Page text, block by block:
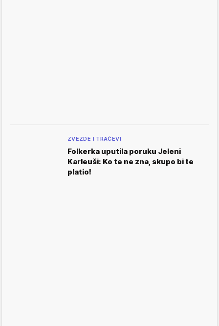
ZVEZDE I TRAČEVI
Folkerka uputila poruku Jeleni
Karleuši: Ko te ne zna, skupo bi te
platio!